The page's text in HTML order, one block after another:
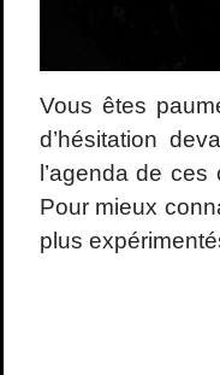
Vous êtes
d’hésitation
l’agenda de
Pour mieux
plus